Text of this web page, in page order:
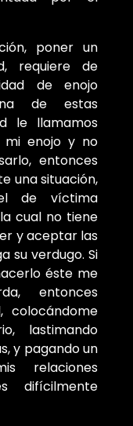
poner un
requiere de
de enojo
de estas
le llamamos
mi enojo y no
entonces
una situación,
de víctima
cual no tiene
y aceptar las
su verdugo. Si
éste me
entonces
colocándome
lastimando
y pagando un
relaciones
difícilmente